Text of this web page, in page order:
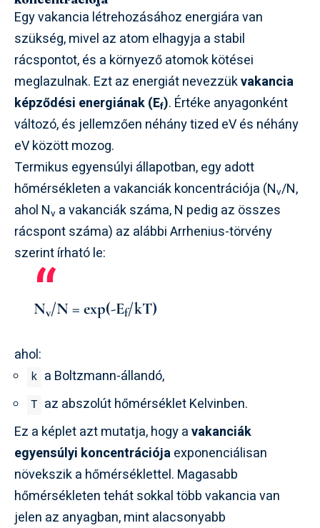
Egy vakancia létrehozásához energiára van
szükség, mivel az atom elhagyja a stabil
rácspontot, és a környező atomok kötései
meglazulnak. Ezt az energiát nevezzükvakancia
képződési energiának (Ef). Értéke anyagonként
változó, és jellemzően néhány tized eV és néhány
eV között mozog.
Termikus egyensúlyi állapotban, egy adott
hőmérsékleten a vakanciák koncentrációja (Nv/N,
ahol Nv a vakanciák száma, N pedig az összes
rácspont száma) az alábbi Arrhenius-törvény
szerint írható le:
Nv/N = exp(-Ef/kT)
ahol:
k a Boltzmann-állandó,
T
az abszolút hőmérséklet Kelvinben.
Ez a képlet azt mutatja, hogy avakanciák
egyensúlyi koncentrációjaexponenciálisan
növekszik a hőmérséklettel. Magasabb
hőmérsékleten tehát sokkal több vakancia van
jelen az anyagban, mint alacsonyabb